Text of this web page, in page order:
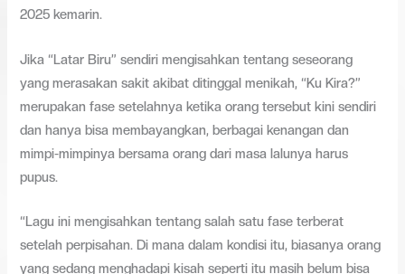
2025 kemarin.
Jika “Latar Biru” sendiri mengisahkan tentang seseorang
yang merasakan sakit akibat ditinggal menikah, “Ku Kira?”
merupakan fase setelahnya ketika orang tersebut kini sendiri
dan hanya bisa membayangkan, berbagai kenangan dan
mimpi-mimpinya bersama orang dari masa lalunya harus
pupus.
“Lagu ini mengisahkan tentang salah satu fase terberat
setelah perpisahan. Di mana dalam kondisi itu, biasanya orang
yang sedang menghadapi kisah seperti itu masih belum bisa